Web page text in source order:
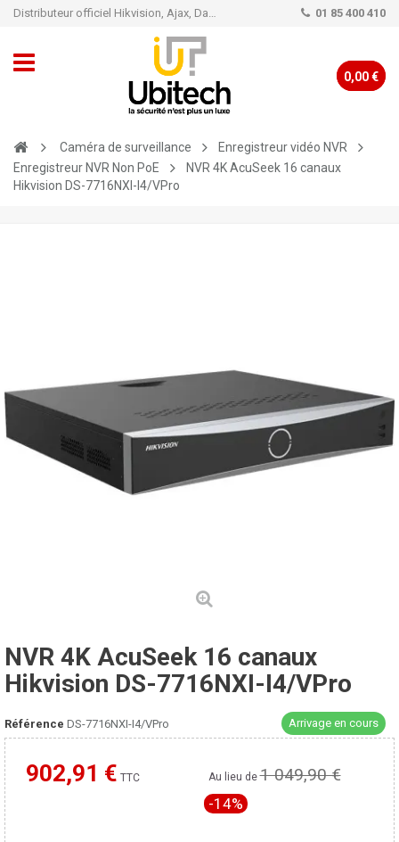
Distributeur officiel Hikvision, Ajax, Dahua, TP-Link - Caméra de vidéo surveillance - Alarme 01 85 400 410
0,00 €
Caméra de surveillance
Enregistreur vidéo NVR
Enregistreur NVR Non PoE
NVR 4K AcuSeek 16 canaux
Hikvision DS-7716NXI-I4/VPro
NVR 4K AcuSeek 16 canaux
Hikvision DS-7716NXI-I4/VPro
Référence DS-7716NXI-I4/VPro Arrivage en cours
902,91 € TTC
Moins cher ailleurs ? Au lieu de1 049,90 €
-14%